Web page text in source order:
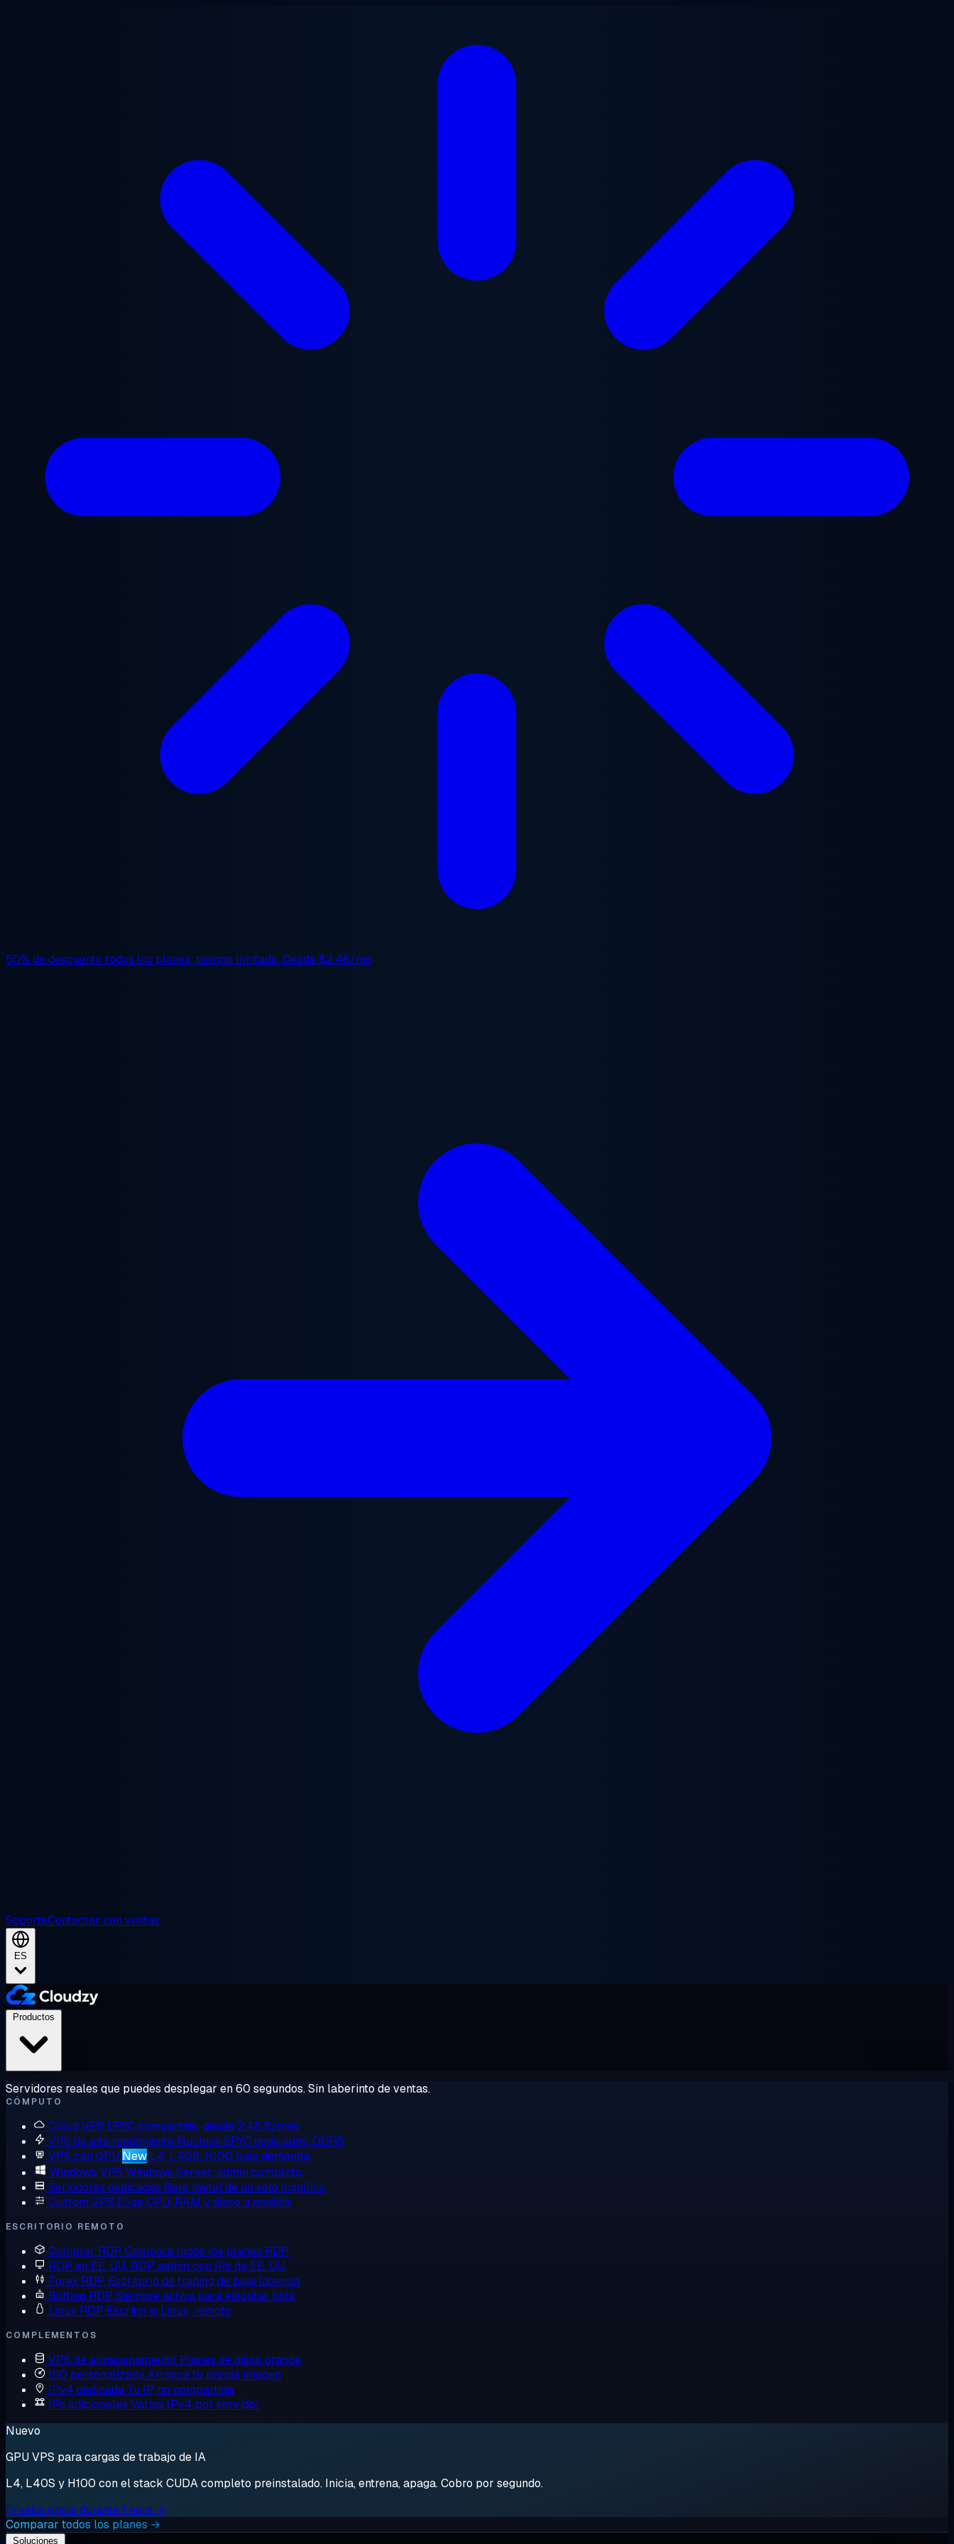
50% de descuento todos los planes, tiempo limitado. Desde$2.48/mo
SoporteContactar con ventas
ES
Servidores reales que puedes desplegar en 60 segundos. Sin laberinto de ventas.
CÓMPUTO
Cloud VPS EPYC compartido, desde 2,48 $/mes
VPS de alto rendimiento Núcleos EPYC dedicados, DDR5
VPS con GPU New L4, L40S, H100 bajo demanda
Windows VPS Windows Server, admin completo
Servidores dedicados Bare metal de un solo inquilino
Custom VPS Elige CPU, RAM y disco a medida
ESCRITORIO REMOTO
Comprar RDP Compara todos los planes RDP
RDP en EE. UU. RDP admin con IPs de EE. UU.
Forex RDP Escritorio de trading de baja latencia
Botting RDP Siempre activo para ejecutar bots
Linux RDP Escritorio Linux, remoto
COMPLEMENTOS
VPS de almacenamiento Planes de disco grande
ISO personalizadaArranca tu propia imagen
IPv4 dedicada Tu IP, no compartida
IPs adicionales Varias IPv4 por servidor
Nuevo
GPU VPS para cargas de trabajo de IA
L4, L40S y H100 con el stack CUDA completo preinstalado. Inicia, entrena, apaga. Cobro por segundo.
Prueba gratis durante 1 hora →
Comparar todos los planes →